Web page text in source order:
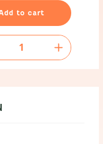
to cart